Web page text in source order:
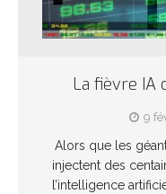
La fièvre IA
9
Alors que les
injectent des
l’intelligence